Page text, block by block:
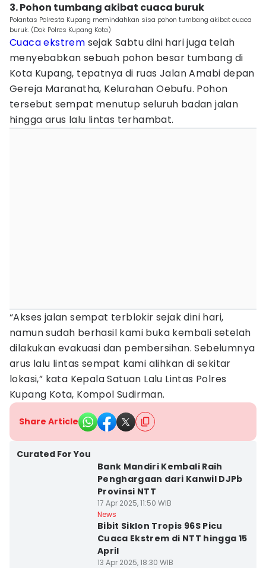
3. Pohon tumbang akibat cuaca buruk
Polantas Polresta Kupang memindahkan sisa pohon tumbang akibat cuaca
buruk. (Dok Polres Kupang Kota)
Cuaca ekstrem sejak Sabtu dini hari juga telah
menyebabkan sebuah pohon besar tumbang di
Kota Kupang, tepatnya di ruas Jalan Amabi depan
Gereja Maranatha, Kelurahan Oebufu. Pohon
tersebut sempat menutup seluruh badan jalan
hingga arus lalu lintas terhambat.
“Akses jalan sempat terblokir sejak dini hari,
namun sudah berhasil kami buka kembali setelah
dilakukan evakuasi dan pembersihan. Sebelumnya
arus lalu lintas sempat kami alihkan di sekitar
lokasi,” kata Kepala Satuan Lalu Lintas Polres
Kupang Kota, Kompol Sudirman.
Share Article
Curated For You
Bank Mandiri Kembali Raih
Penghargaan dari Kanwil DJPb
Provinsi NTT
17 Apr 2025, 11:50 WIB
News
Bibit Siklon Tropis 96S Picu
Cuaca Ekstrem di NTT hingga 15
April
13 Apr 2025, 18:30 WIB